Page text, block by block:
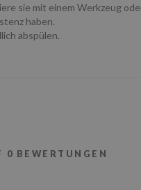
sie mit einem Werkzeug
haben.
abspülen.
0 BEWERTUNGEN